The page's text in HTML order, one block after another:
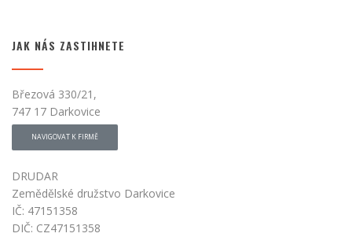
JAK NÁS ZASTIHNETE
Březová 330/21,
747 17 Darkovice
NAVIGOVAT K FIRMĚ
DRUDAR
Zemědělské družstvo Darkovice
IČ: 47151358
DIČ: CZ47151358